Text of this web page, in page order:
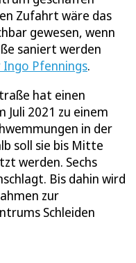
Zufahrt wäre das
gewesen, wenn
saniert werden
Pfennings.
hat einen
2021 zu einem
in der
soll sie bis Mitte
werden. Sechs
Bis dahin wird
zur
Schleiden